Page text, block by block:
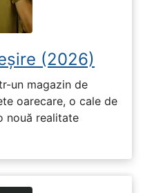
(2026)
un magazin de
oarecare, o cale de
nouă realitate